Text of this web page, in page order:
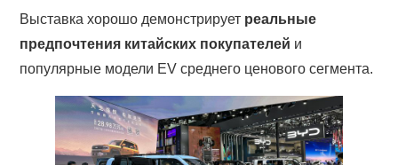
Выставка хорошо демонстрирует реальные
предпочтения китайских покупателей и
популярные модели EV среднего ценового сегмента.